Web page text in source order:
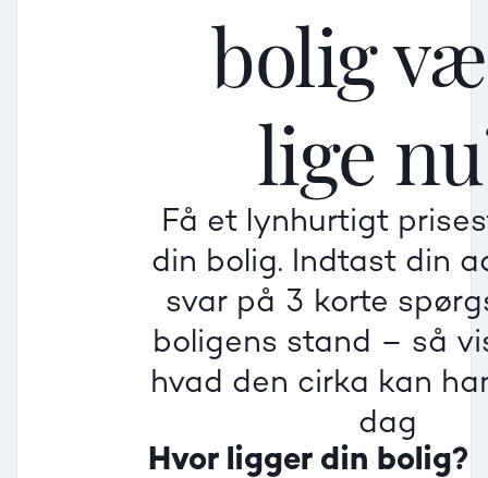
bolig
lige
Få et lynhurtigt
din bolig. Indtast din
svar på 3 korte
boligens stand – så
hvad den cirka kan
dag
Hvor ligger din bolig?
Dårlig
Mindre god
Mellem
Dårlig
Mindre god
Mellem
Dårlig
Mindre god
Mellem
Villa
Beregner pris